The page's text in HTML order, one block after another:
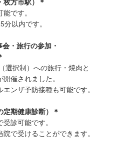
枚方市駅）＊
です。
以内です。
・旅行の参加・
選択制）への旅行・焼肉と
催されました。
ンザ予防接種も可能です。
定期健康診断）＊
診可能です。
で受けることができます。